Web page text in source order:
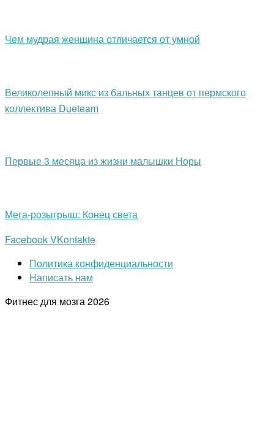
Чем мудрая женщина отличается от умной
Великолепный микс из бальных танцев от пермского
коллектива Dueteam
Первые 3 месяца из жизни малышки Норы
Мега-розыгрыш: Конец света
FacebookVKontakte
Политика конфиденциальности
Написать нам
Фитнес для мозга2026